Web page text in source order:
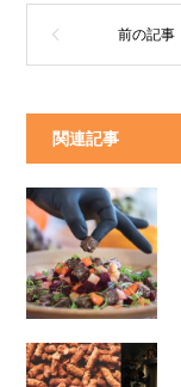
関連記事